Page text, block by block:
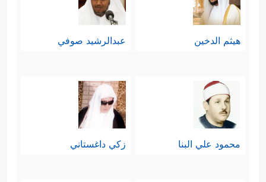
هيثم الدخين عبدالرشيد صوفي
محمود علي البنا زكي داغستاني